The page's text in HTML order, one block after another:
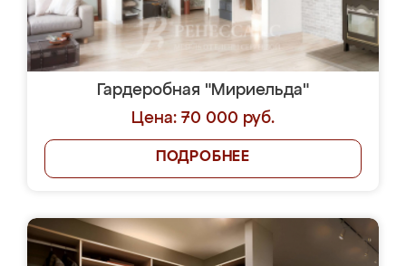
Гардеробная "Мириельда"
Цена: 70 000 руб.
ПОДРОБНЕЕ